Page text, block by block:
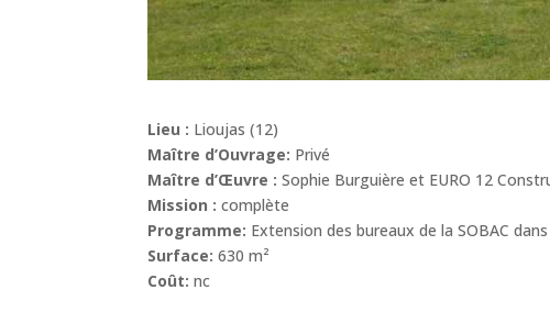
Lieu : Lioujas (12)
Maître d’Ouvrage: Privé
Maître d’Œuvre : Sophie Burguière et EURO 12
Mission : complète
Programme: Extension des bureaux de la SOBAC
Surface:630 m²
Coût: nc